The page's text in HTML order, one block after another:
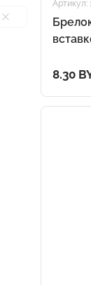
Артикул:
8.30